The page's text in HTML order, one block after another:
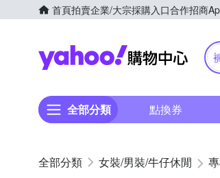
首頁拍賣企業/大宗採購入口合作招商
全部分類 點換券
女裝/男裝/牛仔休閒